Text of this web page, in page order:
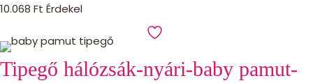
10.068 Ft Érdekel
Tipegő hálózsák-nyári-baby pamut-